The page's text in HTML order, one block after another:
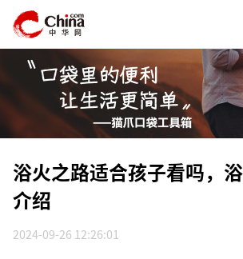
浴火之路适合孩子看吗，
介绍
2024-09-26 12:26:01